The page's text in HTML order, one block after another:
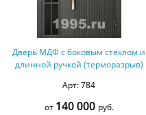
Дверь МДФ с боковым стеклом и
длинной ручкой (терморазрыв)
Арт: 784
от 140 000 руб.